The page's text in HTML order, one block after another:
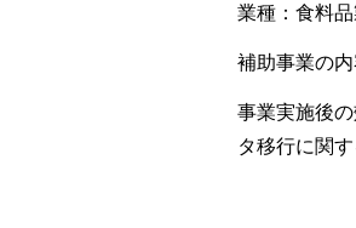
業種：食料
補助事業の
事業実施後
タ移行に関